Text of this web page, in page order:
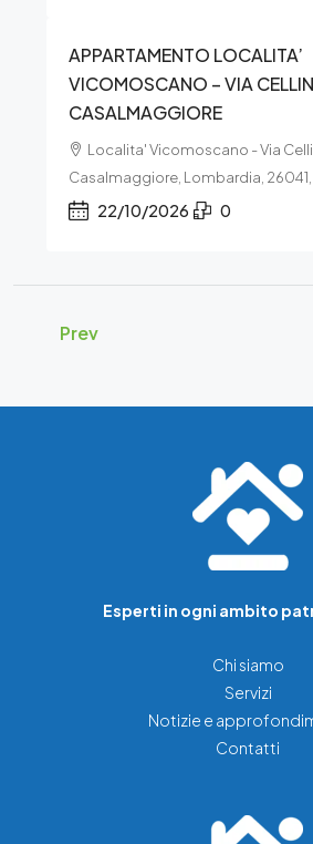
APPARTAMENTO LOCALITA’
VICOMOSCANO – VIA
CASALMAGGIORE
Localita' Vicomoscano - Via
Casalmaggiore, Lombardia,
22/10/2026 0
Prev
Esperti in ogni ambito
Chi siamo
Servizi
Notizie e
Contatti